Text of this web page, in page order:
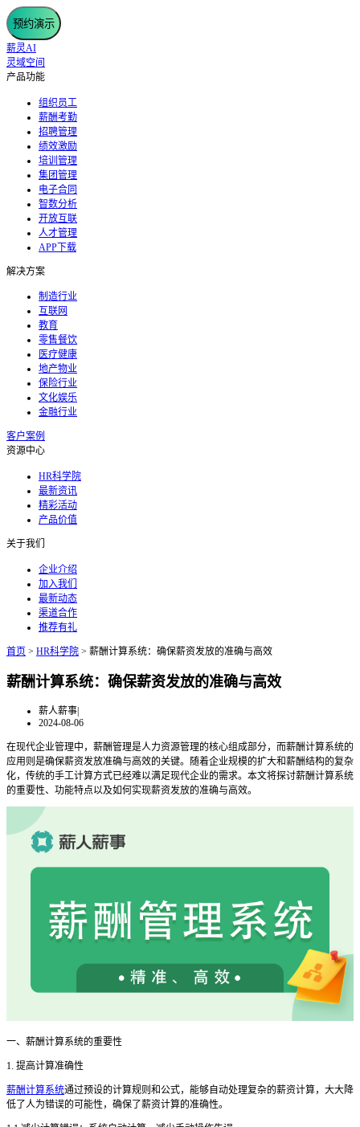
预约演示
薪灵AI
灵域空间
产品功能
组织员工
薪酬考勤
招聘管理
绩效激励
培训管理
集团管理
电子合同
智数分析
开放互联
人才管理
APP下载
解决方案
制造行业
互联网
教育
零售餐饮
医疗健康
地产物业
保险行业
文化娱乐
金融行业
客户案例
资源中心
HR科学院
最新资讯
精彩活动
产品价值
关于我们
企业介绍
加入我们
最新动态
渠道合作
推荐有礼
首页 > HR科学院 > 薪酬计算系统：确保薪资发放的准确与高效
薪酬计算系统：确保薪资发放的准确与高效
薪人薪事|
2024-08-06
在现代企业管理中，薪酬管理是人力资源管理的核心组成部分，而薪酬计算系统的
应用则是确保薪资发放准确与高效的关键。随着企业规模的扩大和薪酬结构的复杂
化，传统的手工计算方式已经难以满足现代企业的需求。本文将探讨薪酬计算系统
的重要性、功能特点以及如何实现薪资发放的准确与高效。
一、薪酬计算系统的重要性
1. 提高计算准确性
薪酬计算系统通过预设的计算规则和公式，能够自动处理复杂的薪资计算，大大降
低了人为错误的可能性，确保了薪资计算的准确性。